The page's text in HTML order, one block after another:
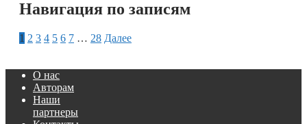
Навигация по записям
1 2 3 4 5 6 7 … 28 Далее
О нас
Авторам
Наши
партнеры